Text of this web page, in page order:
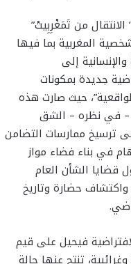
من تَمَغْرِبِيتْ”
المغربية بما فيها
إلى
جديدة بمكونات
حيث صارت هذه
– في نظره – الشق
ترسيخ ممارسات التضامن
في بناء فضاء مواز
قضايا الشأن العام
واكتشاف حضارة وتاريخ
فيحيل على قيم
تنتج عنها حالة